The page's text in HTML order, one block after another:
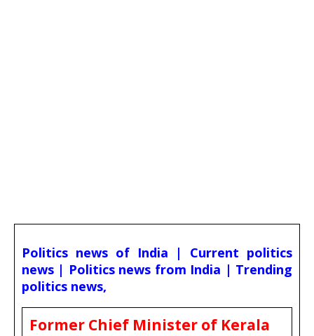
Politics news of India | Current politics
news | Politics news from India | Trending
politics news,
Former Chief Minister of Kerala